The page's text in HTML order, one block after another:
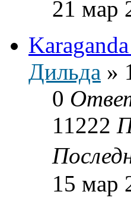
21 мар
Дильда »
0
11222
15 мар